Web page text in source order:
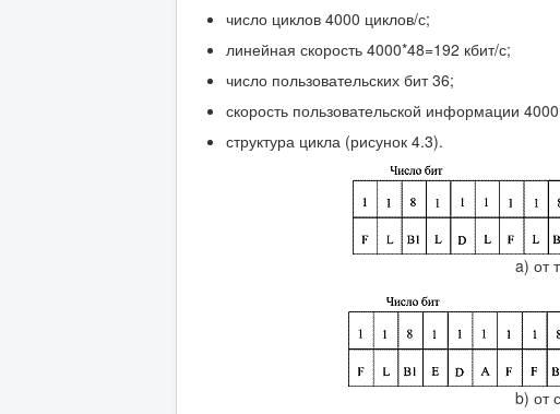
число циклов 4000 циклов/с;
линейная скорость 4000*48=192 кбит/с;
число пользовательских бит 36;
скорость пользовательской информации
структура цикла (рисунок 4.3).
a) от
b) от